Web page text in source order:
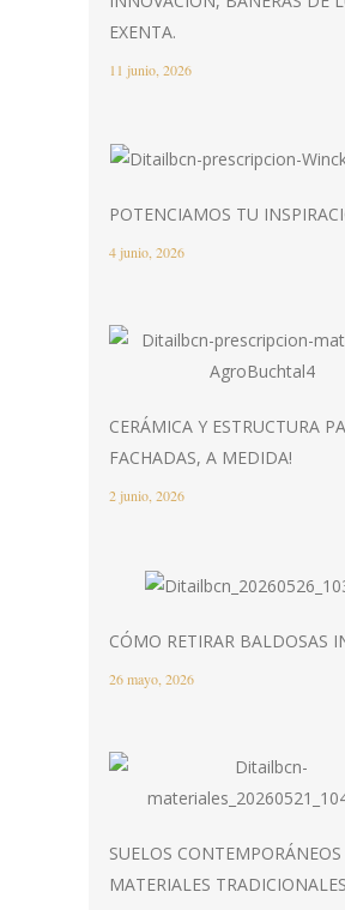
EXENTA.
11 junio, 2026
POTENCIAMOS TU
4 junio, 2026
CERÁMICA Y ESTRUCTURA
FACHADAS, A MEDIDA!
2 junio, 2026
CÓMO RETIRAR BALDOSAS
26 mayo, 2026
SUELOS
MATERIALES